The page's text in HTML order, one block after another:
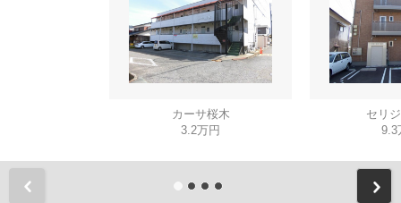
カーサ桜木
3.2万円
セリ
9.3